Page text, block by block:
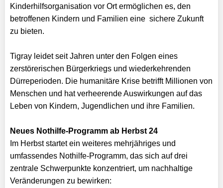
Kinderhilfsorganisation vor Ort ermöglichen es, den
betroffenen Kindern und Familien eine sichere Zukunft
zu bieten.
Tigray leidet seit Jahren unter den Folgen eines
zerstörerischen Bürgerkriegs und wiederkehrenden
Dürreperioden. Die humanitäre Krise betrifft Millionen von
Menschen und hat verheerende Auswirkungen auf das
Leben von Kindern, Jugendlichen und ihre Familien.
Neues Nothilfe-Programm ab Herbst 24
Im Herbst startet ein weiteres mehrjähriges und
umfassendes Nothilfe-Programm, das sich auf drei
zentrale Schwerpunkte konzentriert, um nachhaltige
Veränderungen zu bewirken: